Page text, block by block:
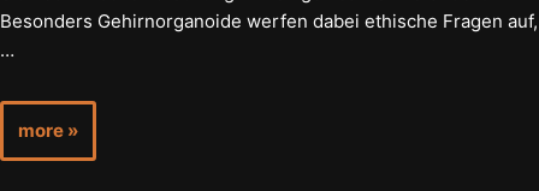
Besonders Gehirnorganoide werfen dabei ethische Fragen auf,
…
more »